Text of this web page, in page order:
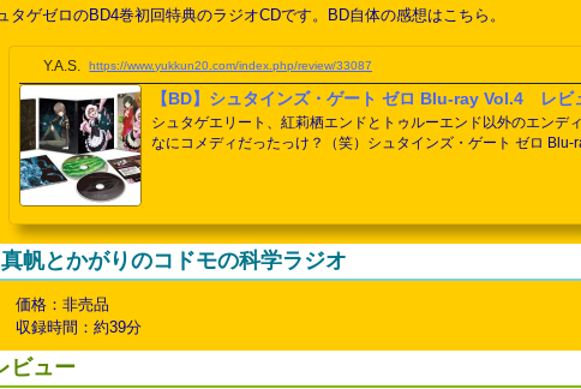
タゲゼロのBD4巻初回特典のラジオCDです。BD自体の感想はこちら。
Y.A.S. https://www.yukkun20.com/index.php/review/33087
【BD】シュタインズ・ゲート ゼロ Blu-ray Vol.4 レビ
シュタゲエリート、紅莉栖エンドとトゥルーエンド以外のエン
なにコメディだったっけ？（笑）シュタインズ・ゲート ゼロ
真帆とかがりのコドモの科学ラジオ
価格：非売品
収録時間：約39分
ビュー